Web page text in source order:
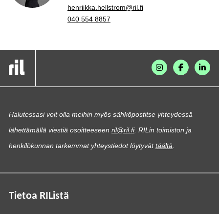
henriikka.hellstrom@ril.fi
040 554 8857
Halutessasi voit olla meihin myös sähköpostitse yhteydessä
lähettämällä viestiä osoitteeseen ril@ril.fi. RILin toimiston ja
henkilökunnan tarkemmat yhteystiedot löytyvättäältä
Tietoa RIListä